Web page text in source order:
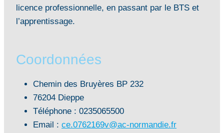
licence professionnelle, en passant par le BTS et
l’apprentissage.
Coordonnées
Chemin des Bruyères BP 232
76204 Dieppe
Téléphone : 0235065500
Email : ce.0762169v@ac-normandie.fr